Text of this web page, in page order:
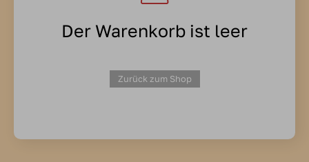
Der Warenkorb ist leer
Zurück zum Shop